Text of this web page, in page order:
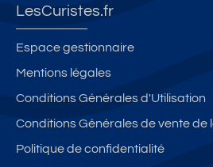
LesCuristes.fr
Espace gestionnaire
Mentions légales
Conditions Générales d'Utilisation
Conditions Générales de vente
Politique de confidentialité